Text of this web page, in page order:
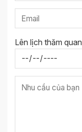
Lên lịch thăm quan